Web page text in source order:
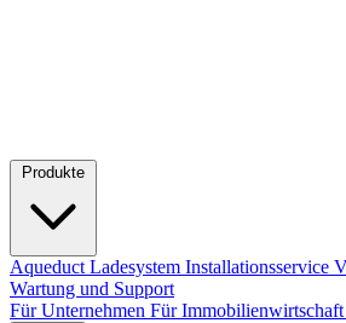
Aqueduct Ladesystem Installationsservice
Wartung und Support
Für Unternehmen Für Immobilienwirtschaft